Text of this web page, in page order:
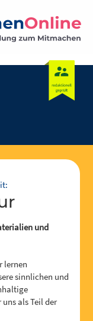
und
lernen
sinnlichen und
als Teil der